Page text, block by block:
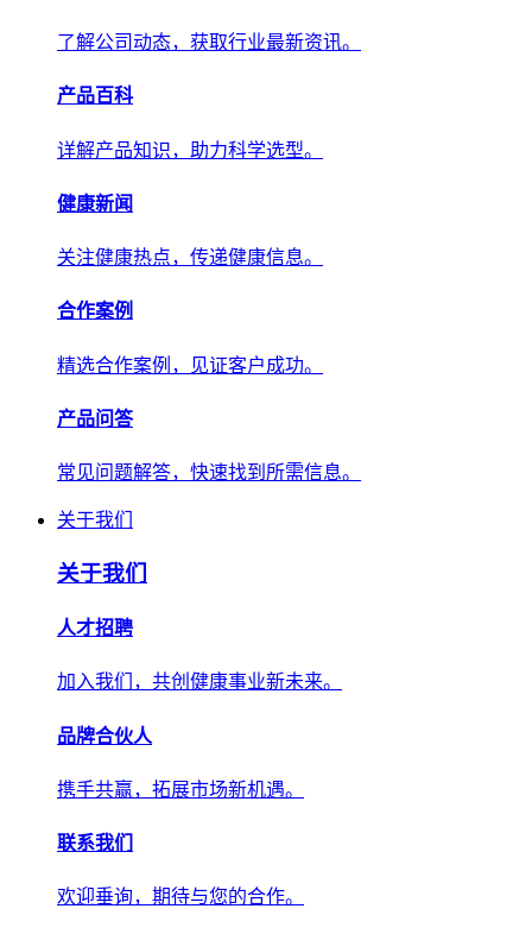
了解公司动态，获取行业最新资讯。
产品百科
详解产品知识，助力科学选型。
健康新闻
关注健康热点，传递健康信息。
合作案例
精选合作案例，见证客户成功。
产品问答
常见问题解答，快速找到所需信息。
关于我们
关于我们
人才招聘
加入我们，共创健康事业新未来。
品牌合伙人
携手共赢，拓展市场新机遇。
联系我们
欢迎垂询，期待与您的合作。